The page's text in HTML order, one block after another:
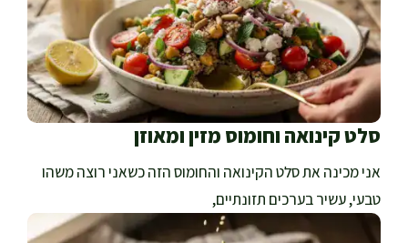
סלט קינואה וחומוס מזין ומאוזן
אני מכינה את סלט הקינואה והחומוס הזה כשאני רוצה משהו
טבעי, עשיר בערכים תזונתיים,